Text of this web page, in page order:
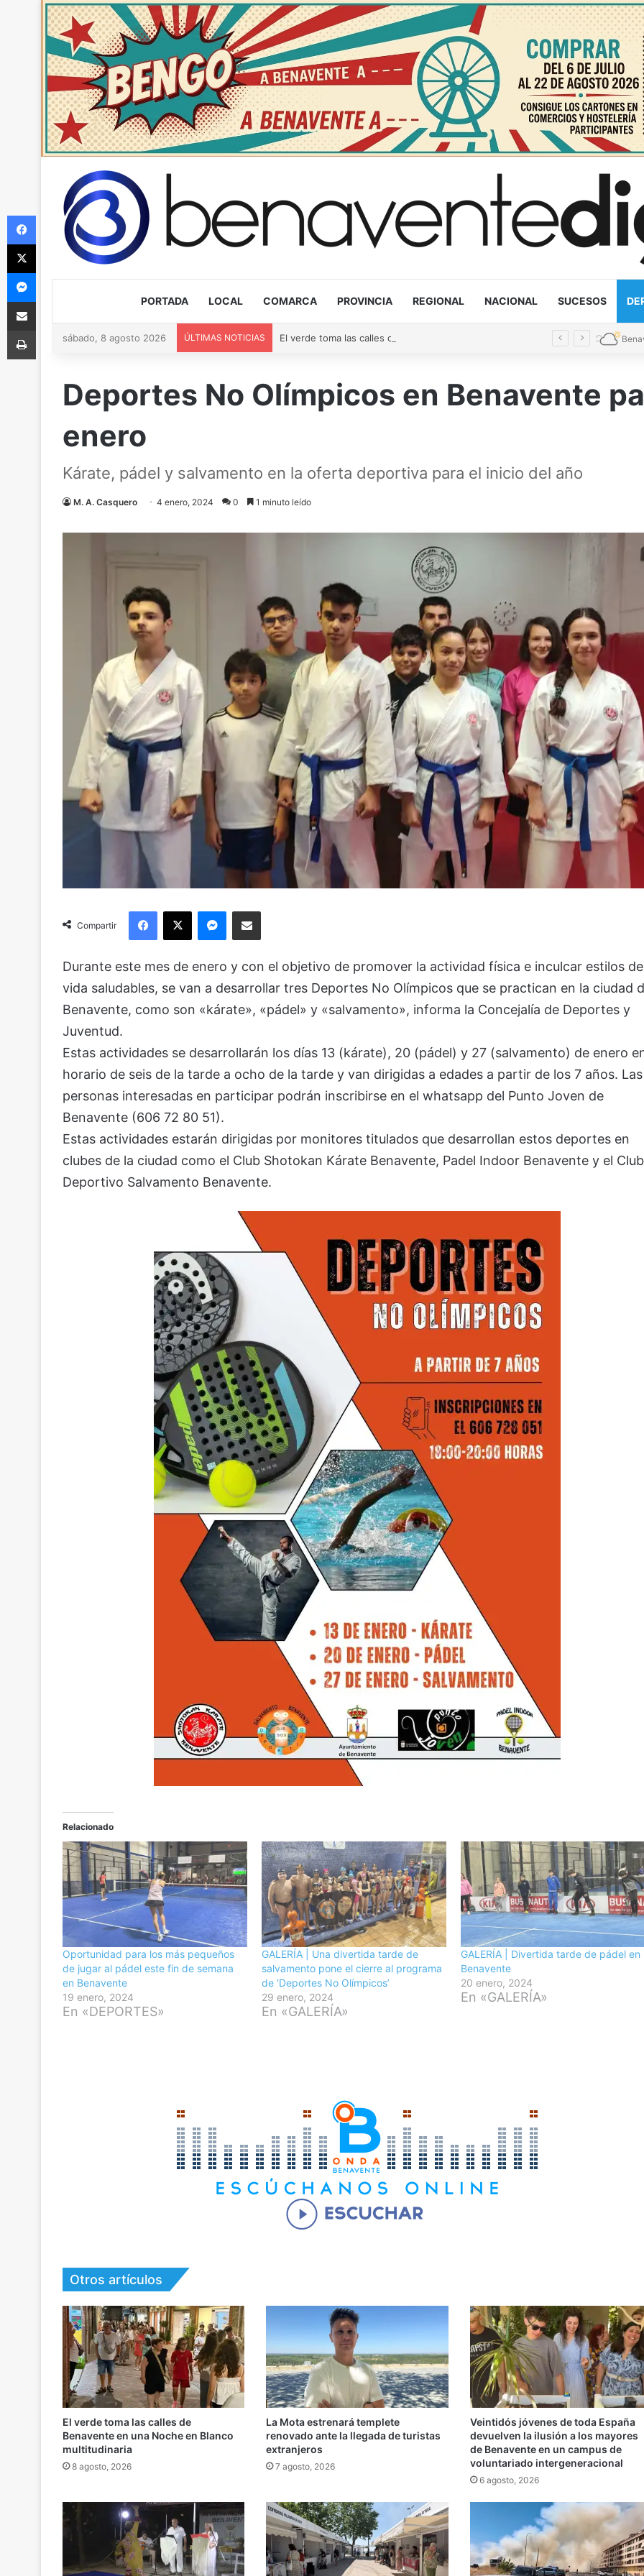
PORTADA LOCAL COMARCA PROVINCIA REGIONAL NACIONAL SUCESOS
sábado, 8 agosto 2026 ÚLTIMAS NOTICIAS
Deportes No Olímpicos en Benavente
enero
Kárate, pádel y salvamento en la oferta deportiva para el inicio del año
M. A. Casquero 4 enero, 2024 0 1 minuto leído
Compartir
Facebook
X Messenger
Compartir via Email
Durante este mes de enero y con el objetivo de promover la actividad física e inculcar estilos de
vida saludables, se van a desarrollar tres Deportes No Olímpicos que se practican en la ciudad
Benavente, como son «kárate», «pádel» y «salvamento», informa la Concejalía de Deportes y
Juventud.
Estas actividades se desarrollarán los días 13 (kárate), 20 (pádel) y 27 (salvamento) de enero
horario de seis de la tarde a ocho de la tarde y van dirigidas a edades a partir de los 7 años. Las
personas interesadas en participar podrán inscribirse en el whatsapp del Punto Joven de
Benavente (606 72 80 51).
Estas actividades estarán dirigidas por monitores titulados que desarrollan estos deportes en
clubes de la ciudad como el Club Shotokan Kárate Benavente, Padel Indoor Benavente y el Club
Deportivo Salvamento Benavente.
Relacionado
Oportunidad para los más pequeños
de jugar al pádel este fin de semana
en Benavente
19 enero, 2024
En «DEPORTES»
GALERÍA | Una divertida tarde de
salvamento pone el cierre al programa
de ‘Deportes No Olímpicos’
29 enero, 2024
En «GALERÍA»
GALERÍA | Divertida tarde de pádel en
Benavente
20 enero, 2024
En «GALERÍA»
Otros artículos
El verde toma las calles de
Benavente en una Noche en Blanco
multitudinaria
8 agosto, 2026
La Mota estrenará templete
renovado ante la llegada de turistas
extranjeros
7 agosto, 2026
Veintidós jóvenes de toda España
devuelven la ilusión a los mayores
de Benavente en un campus de
voluntariado intergeneracional
6 agosto, 2026
Facebook
X
Messenger
Compartir via Email